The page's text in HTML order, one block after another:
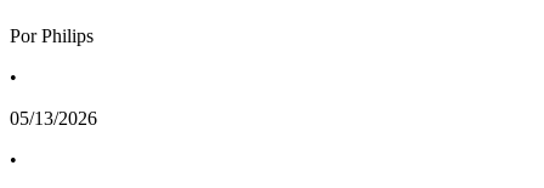
Por Philips
•
05/13/2026
•